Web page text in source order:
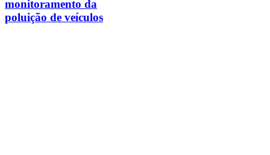
monitoramento da
poluição de veículos